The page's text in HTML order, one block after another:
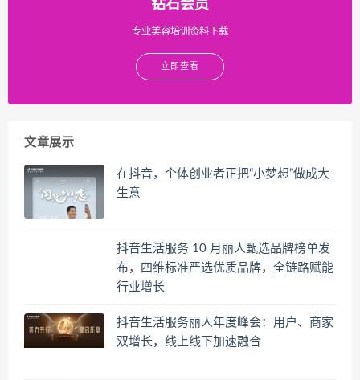
钻石会员
专业美容培训资料下载
立即查看
文章展示
在抖音，个体创业者正把“小梦想”做成大
生意
抖音生活服务 10 月丽人甄选品牌榜单发
布，四维标准严选优质品牌，全链路赋能
行业增长
抖音生活服务丽人年度峰会：用户、商家
双增长，线上线下加速融合